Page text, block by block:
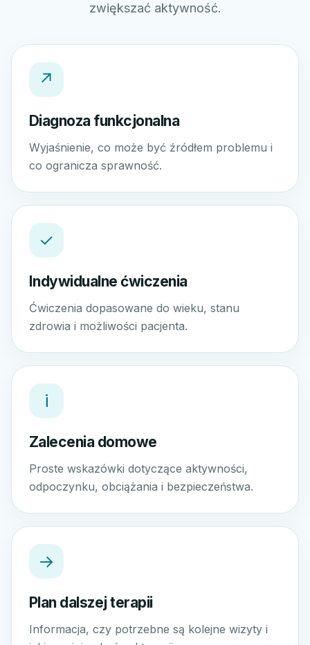
zwiększać aktywność.
↗
Diagnoza funkcjonalna
Wyjaśnienie, co może być źródłem problemu i
co ogranicza sprawność.
✓
Indywidualne ćwiczenia
Ćwiczenia dopasowane do wieku, stanu
zdrowia i możliwości pacjenta.
i
Zalecenia domowe
Proste wskazówki dotyczące aktywności,
odpoczynku, obciążania i bezpieczeństwa.
→
Plan dalszej terapii
Informacja, czy potrzebne są kolejne wizyty i